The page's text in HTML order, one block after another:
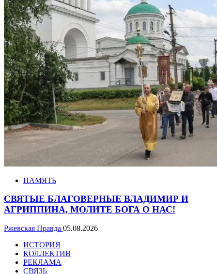
ПАМЯТЬ
СВЯТЫЕ БЛАГОВЕРНЫЕ ВЛАДИМИР И
АГРИППИНА, МОЛИТЕ БОГА О НАС!
Ржевская Правда 05.08.2026
ИСТОРИЯ
КОЛЛЕКТИВ
РЕКЛАМА
СВЯЗЬ